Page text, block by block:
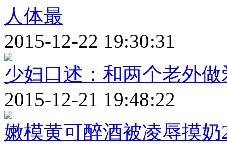
人体最
2015-12-22 19:30:31
少妇口述：和两个老外
2015-12-21 19:48:22
嫩模黄可醉酒被凌辱摸